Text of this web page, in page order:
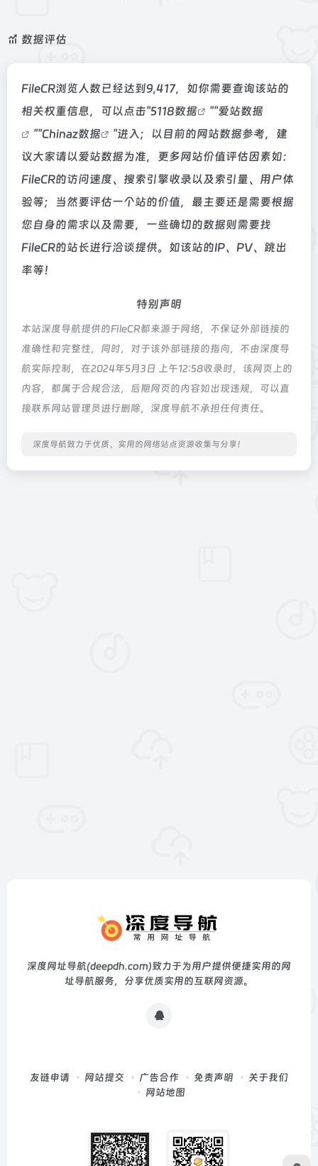
数据评估
FileCR浏览人数已经达到9,417，如你需要查询该站的
相关权重信息，可以点击"5118数据 ""爱站数据
""Chinaz数据
"进入；以目前的网站数据参考，建
议大家请以爱站数据为准，更多网站价值评估因素如：
FileCR的访问速度、搜索引擎收录以及索引量、用户体
验等；当然要评估一个站的价值，最主要还是需要根据
您自身的需求以及需要，一些确切的数据则需要找
FileCR的站长进行洽谈提供。如该站的IP、PV、跳出
率等！
特别声明
本站深度导航提供的FileCR都来源于网络，不保证外部链接的
准确性和完整性，同时，对于该外部链接的指向，不由深度导
航实际控制，在2024年5月3日 上午12:58收录时，该网页上的
内容，都属于合规合法，后期网页的内容如出现违规，可以直
接联系网站管理员进行删除，深度导航不承担任何责任。
深度导航致力于优质、实用的网络站点资源收集与分享！
深度网址导航(deepdh.com)致力于为用户提供便捷实用的网
址导航服务，分享优质实用的互联网资源。
友链申请 网站提交 广告合作 免责声明
关于我们
网站地图